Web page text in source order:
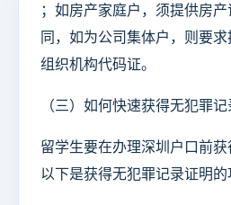
；如房产家庭户，须提供房
同，如为公司集体户，则要
组织机构代码证。
（三）如何快速获得无犯罪记
留学生要在办理深圳户口前获
以下是获得无犯罪记录证明的